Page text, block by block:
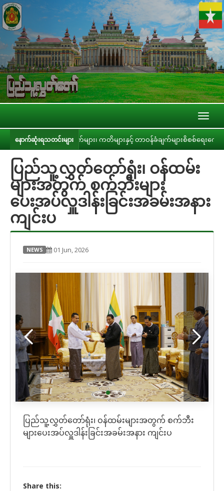
နောက်ဆုံးရသတင်းများ
၏ အာမခံချက်များ၊ ကတိများနှင့် တာဝန်ခံချက်များစိစစ်ရေးကော်မတီနှင့်
ပြည်သူ့လွှတ်တော်ရုံး၊ ဝန်ထမ်း
များအတွက် စက်ဘီးများ
ပေးအပ်လှူဒါန်းခြင်းအခမ်းအနား
ကျင်းပ
NEWS 01 Jun, 2026
ပြည်သူ့လွှတ်တော်ရုံး၊ ဝန်ထမ်းများအတွက် စက်ဘီး
များပေးအပ်လှူဒါန်းခြင်းအခမ်းအနား ကျင်းပ
Share this: